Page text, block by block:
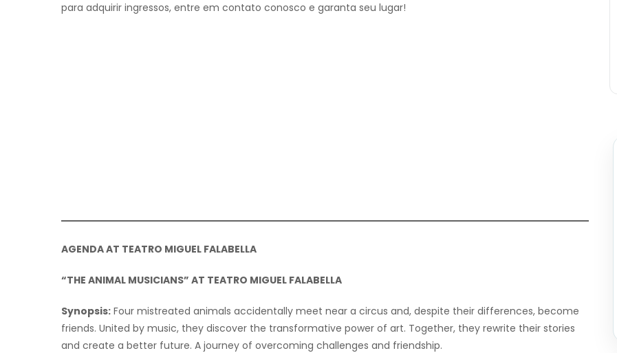
para adquirir ingressos, entre em contato conosco e garanta seu lugar!
AGENDA AT TEATRO MIGUEL FALABELLA
“THE ANIMAL MUSICIANS” AT TEATRO MIGUEL FALABELLA
Synopsis: Four mistreated animals accidentally meet near a circus and, despite their differences, become
friends. United by music, they discover the transformative power of art. Together, they rewrite their stories
and create a better future. A journey of overcoming challenges and friendship.